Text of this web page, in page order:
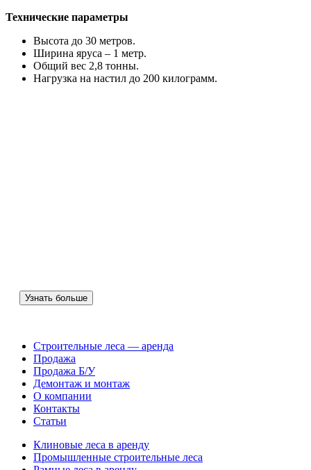
Технические параметры
Высота до 30 метров.
Ширина яруса – 1 метр.
Общий вес 2,8 тонны.
Нагрузка на настил до 200 килограмм.
Узнать больше
Строительные леса — аренда
Продажа
Продажа Б/У
Демонтаж и монтаж
О компании
Контакты
Статьи
Клиновые леса в аренду
Промышленные строительные леса